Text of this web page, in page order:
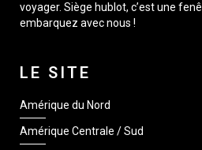
voyager. Siège hublot, c’est une
embarquez avec nous !
LE SITE
Amérique du Nord
Amérique Centrale / Sud